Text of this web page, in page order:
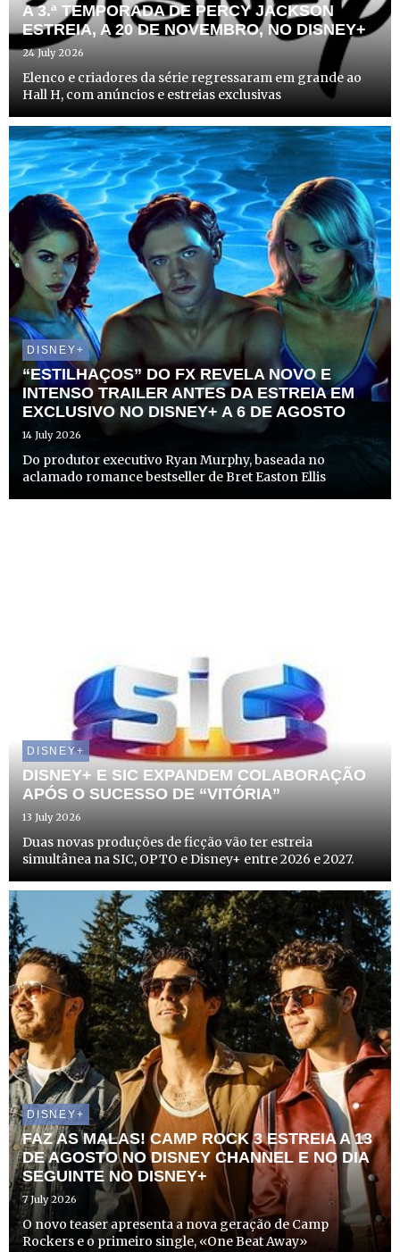
A 3.ª TEMPORADA DE PERCY JACKSON
ESTREIA, A 20 DE NOVEMBRO, NO DISNEY+
24 July 2026
Elenco e criadores da série regressaram em grande ao
Hall H, com anúncios e estreias exclusivas
DISNEY+
“ESTILHAÇOS” DO FX REVELA NOVO E
INTENSO TRAILER ANTES DA ESTREIA EM
EXCLUSIVO NO DISNEY+ A 6 DE AGOSTO
14 July 2026
Do produtor executivo Ryan Murphy, baseada no
aclamado romance bestseller de Bret Easton Ellis
DISNEY+
DISNEY+ E SIC EXPANDEM COLABORAÇÃO
APÓS O SUCESSO DE “VITÓRIA”
13 July 2026
Duas novas produções de ficção vão ter estreia
simultânea na SIC, OPTO e Disney+ entre 2026 e 2027.
DISNEY+
FAZ AS MALAS! CAMP ROCK 3 ESTREIA A 13
DE AGOSTO NO DISNEY CHANNEL E NO DIA
SEGUINTE NO DISNEY+
7 July 2026
O novo teaser apresenta a nova geração de Camp
Rockers e o primeiro single, «One Beat Away»